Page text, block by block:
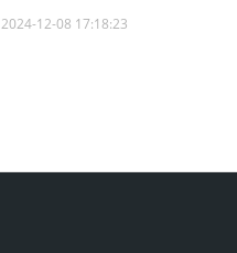
2024-12-08 17:18:23